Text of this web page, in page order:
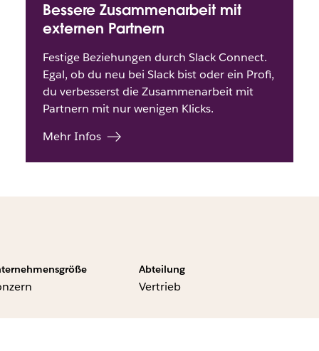
Bessere Zusammenarbeit mit
externen Partnern
Festige Beziehungen durch Slack Connect.
Egal, ob du neu bei Slack bist oder ein Profi,
du verbesserst die Zusammenarbeit mit
Partnern mit nur wenigen Klicks.
Mehr Infos
Abteilung
Vertrieb